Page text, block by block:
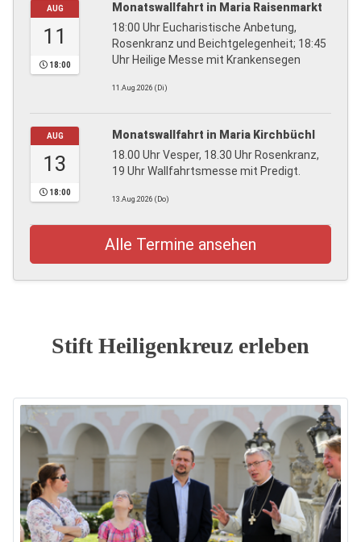
AUG
11
18:00
Monatswallfahrt in Maria Raisenmarkt
18:00 Uhr Eucharistische Anbetung,
Rosenkranz und Beichtgelegenheit; 18:45
Uhr Heilige Messe mit Krankensegen
11.Aug.2026 (Di)
AUG
13
18:00
Monatswallfahrt in Maria Kirchbüchl
18.00 Uhr Vesper, 18.30 Uhr Rosenkranz,
19 Uhr Wallfahrtsmesse mit Predigt.
13.Aug.2026 (Do)
Alle Termine ansehen
Stift Heiligenkreuz erleben